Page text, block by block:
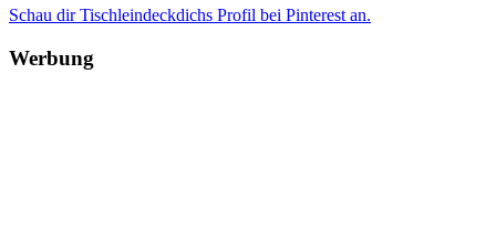
Schau dir Tischleindeckdichs Profil bei Pinterest an.
Werbung